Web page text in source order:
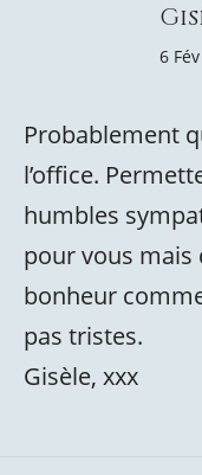
6
Probablement
l’office.
humbles
pour vous mais
bonheur
pas tristes.
Gisèle, xxx